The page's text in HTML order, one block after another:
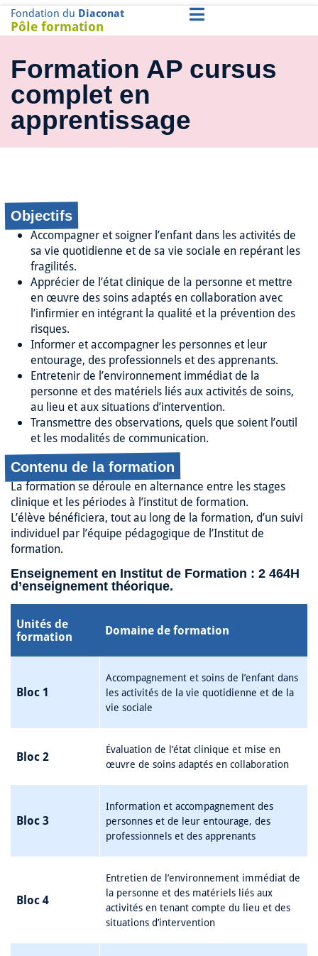
Fondation du Diaconat
Pôle formation
Formation AP cursus
complet en
apprentissage
Objectifs
Accompagner et soigner l’enfant dans les activités de
sa vie quotidienne et de sa vie sociale en repérant les
fragilités.
Apprécier de l’état clinique de la personne et mettre
en œuvre des soins adaptés en collaboration avec
l’infirmier en intégrant la qualité et la prévention des
risques.
Informer et accompagner les personnes et leur
entourage, des professionnels et des apprenants.
Entretenir de l’environnement immédiat de la
personne et des matériels liés aux activités de soins,
au lieu et aux situations d’intervention.
Transmettre des observations, quels que soient l’outil
et les modalités de communication.
Contenu de la formation
La formation se déroule en alternance entre les stages
clinique et les périodes à l’institut de formation.
L’élève bénéficiera, tout au long de la formation, d’un suivi
individuel par l’équipe pédagogique de l’Institut de
formation.
Enseignement en Institut de Formation : 2 464H
d’enseignement théorique.
Unités de
formation
Domaine de formation
Bloc 1
Accompagnement et soins de l’enfant dans
les activités de la vie quotidienne et de la
vie sociale
Bloc 2
Évaluation de l’état clinique et mise en
œuvre de soins adaptés en collaboration
Bloc 3
Information et accompagnement des
personnes et de leur entourage, des
professionnels et des apprenants
Bloc 4
Entretien de l’environnement immédiat de
la personne et des matériels liés aux
activités en tenant compte du lieu et des
situations d’intervention